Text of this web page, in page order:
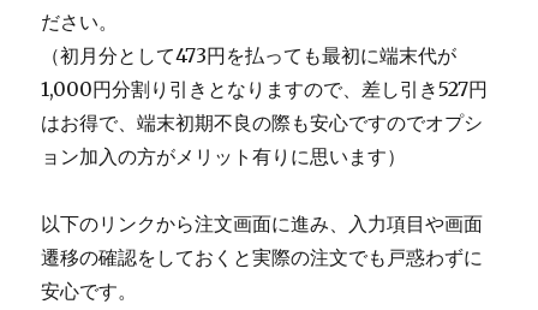
ださい。
（初月分として473円を払っても最初に端末代が
1,000円分割り引きとなりますので、差し引き527円
はお得で、端末初期不良の際も安心ですのでオプシ
ョン加入の方がメリット有りに思います）
以下のリンクから注文画面に進み、入力項目や画面
遷移の確認をしておくと実際の注文でも戸惑わずに
安心です。